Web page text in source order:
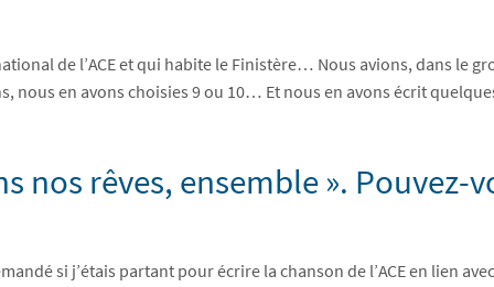
de l’ACE et qui habite le Finistère… Nous avions, dans le
nous en avons choisies 9 ou 10… Et nous en avons écrit
nos rêves, ensemble ».
si j’étais partant pour écrire la chanson de l’ACE en lien